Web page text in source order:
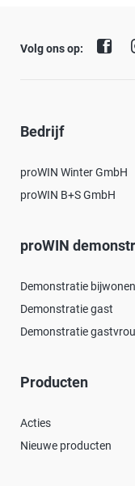
Volg ons op:
Bedrijf
proWIN Winter GmbH
proWIN B+S GmbH
proWIN
Demonstratie bijwonen
Demonstratie gast
Demonstratie
Producten
Acties
Nieuwe producten